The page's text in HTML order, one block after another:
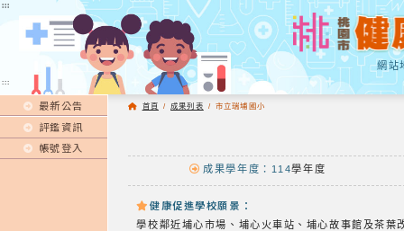
:::
網站
:::
最新公告
評鑑資訊
帳號登入
首頁 / 成果列表 / 市立瑞埔國小
成果學年度：114學年度
健康促進學校願景：
學校鄰近埔心市場、埔心火車站、埔心故事館及茶
:::